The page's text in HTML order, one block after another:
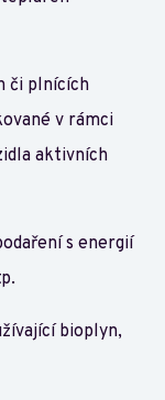
či plnících
v rámci
aktivních
s energií
bioplyn,